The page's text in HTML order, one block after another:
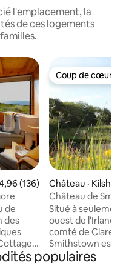
l'emplacement, la
de ces logements
plus aimés
moyenne de 4,96 sur 5,
(136)
de
des
a
les
Coup de cœur
Coup de cœur
Château ·
Château de
authentique du
Situé à
ouest de l'Irlande
comté de Clare,
Smithstown est
commencer
populaires